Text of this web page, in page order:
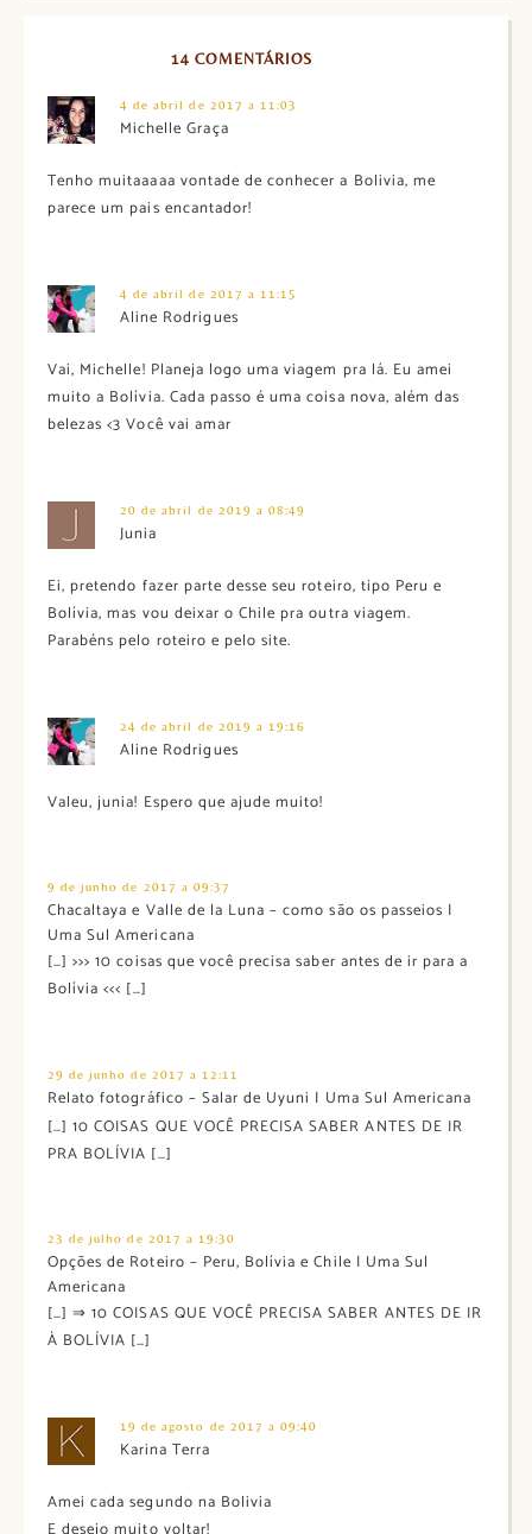
14 COMENTÁRIOS
4 de abril de 2017 a 11:03
Michelle Graça
Tenho muitaaaaa vontade de conhecer a Bolivia, me
parece um pais encantador!
4 de abril de 2017 a 11:15
Aline Rodrigues
Vai, Michelle! Planeja logo uma viagem pra lá. Eu amei
muito a Bolívia. Cada passo é uma coisa nova, além das
belezas <3 Você vai amar
20 de abril de 2019 a 08:49
Junia
Ei, pretendo fazer parte desse seu roteiro, tipo Peru e
Bolívia, mas vou deixar o Chile pra outra viagem.
Parabéns pelo roteiro e pelo site.
24 de abril de 2019 a 19:16
Aline Rodrigues
Valeu, junia! Espero que ajude muito!
9 de junho de 2017 a 09:37
Chacaltaya e Valle de la Luna – como são os passeios |
Uma Sul Americana
[…] >>> 10 coisas que você precisa saber antes de ir para a
Bolívia <<< […]
29 de junho de 2017 a 12:11
Relato fotográfico – Salar de Uyuni | Uma Sul Americana
[…] 10 COISAS QUE VOCÊ PRECISA SABER ANTES DE IR
PRA BOLÍVIA […]
23 de julho de 2017 a 19:30
Opções de Roteiro – Peru, Bolívia e Chile | Uma Sul
Americana
[…] ⇒ 10 COISAS QUE VOCÊ PRECISA SABER ANTES DE IR
À BOLÍVIA […]
19 de agosto de 2017 a 09:40
Karina Terra
Amei cada segundo na Bolivia